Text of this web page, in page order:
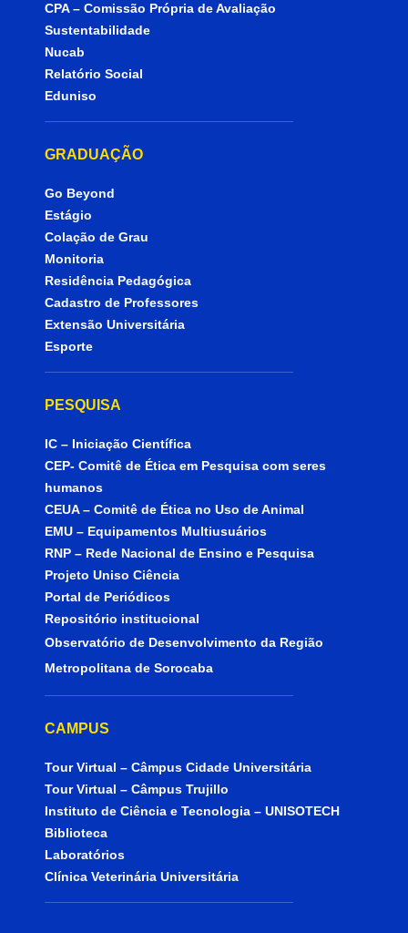
CPA – Comissão Própria de Avaliação
Sustentabilidade
Nucab
Relatório Social
Eduniso
GRADUAÇÃO
Go Beyond
Estágio
Colação de Grau
Monitoria
Residência Pedagógica
Cadastro de Professores
Extensão Universitária
Esporte
PESQUISA
IC – Iniciação Científica
CEP- Comitê de Ética em Pesquisa com seres
humanos
CEUA – Comitê de Ética no Uso de Animal
EMU – Equipamentos Multiusuários
RNP – Rede Nacional de Ensino e Pesquisa
Projeto Uniso Ciência
Portal de Periódicos
Repositório institucional
Observatório de Desenvolvimento da Região
Metropolitana de Sorocaba
CAMPUS
Tour Virtual – Câmpus Cidade Universitária
Tour Virtual – Câmpus Trujillo
Instituto de Ciência e Tecnologia – UNISOTECH
Biblioteca
Laboratórios
Clínica Veterinária Universitária